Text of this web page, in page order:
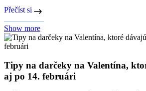
Přečíst si
Show more
Tipy na darčeky na Valentína,
aj po 14. februári